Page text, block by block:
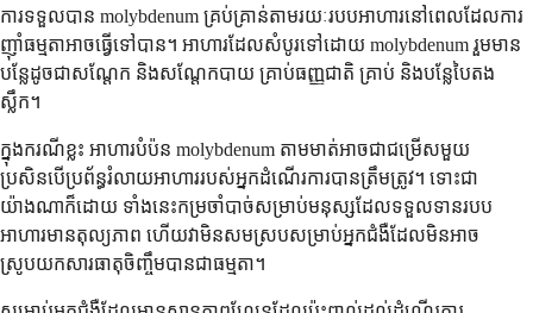
ការទទួលបាន molybdenum គ្រប់គ្រាន់តាមរយៈរបបអាហារនៅពេលដែលការ
ញ៉ាំធម្មតាអាចធ្វើទៅបាន។ អាហារដែលសំបូរទៅដោយ molybdenum រួមមាន
បន្លែដូចជាសណ្តែក និងសណ្តែកបាយ គ្រាប់ធញ្ញជាតិ គ្រាប់ និងបន្លែបៃតង
ស្លឹក។
ក្នុងករណីខ្លះ អាហារបំប៉ន molybdenum តាមមាត់អាចជាជម្រើសមួយ
ប្រសិនបើប្រព័ន្ធរំលាយអាហាររបស់អ្នកដំណើរការបានត្រឹមត្រូវ។ ទោះជា
យ៉ាងណាក៏ដោយ ទាំងនេះកម្រចាំបាច់សម្រាប់មនុស្សដែលទទួលទានរបប
អាហារមានតុល្យភាព ហើយវាមិនសមស្របសម្រាប់អ្នកជំងឺដែលមិនអាច
ស្រូបយកសារធាតុចិញ្ចឹមបានជាធម្មតា។